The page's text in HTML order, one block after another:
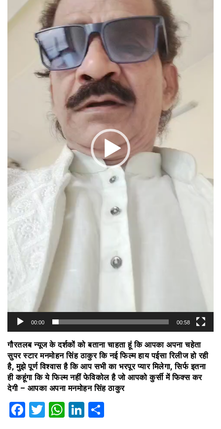
00:00 00:58
गौरतलब न्यूज के दर्शकों को बताना चाहता हूं कि आपका अपना चहेता
सुपर स्टार मनमोहन सिंह ठाकुर कि नई फिल्म हाय पईसा रिलीज हो रही
है, मुझे पूर्ण विश्वास है कि आप सभी का भरपूर प्यार मिलेगा, सिर्फ इतना
ही कहूंगा कि ये फिल्म नहीं फेविकोल है जो आपको कुर्सी में फिक्स कर
देगी – आपका अपना मनमोहन सिंह ठाकुर
Facebook
Twitter
WhatsApp
LinkedIn